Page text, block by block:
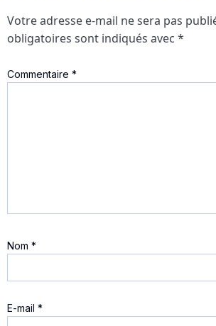
Votre adresse e-mail ne sera pas
obligatoires sont indiqués avec *
Commentaire *
Nom *
E-mail *